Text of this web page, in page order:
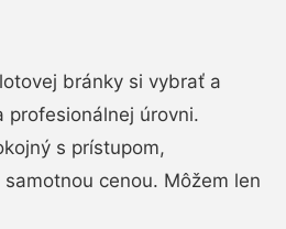
bránky si vybrať a
profesionálnej úrovni.
s prístupom,
cenou. Môžem len